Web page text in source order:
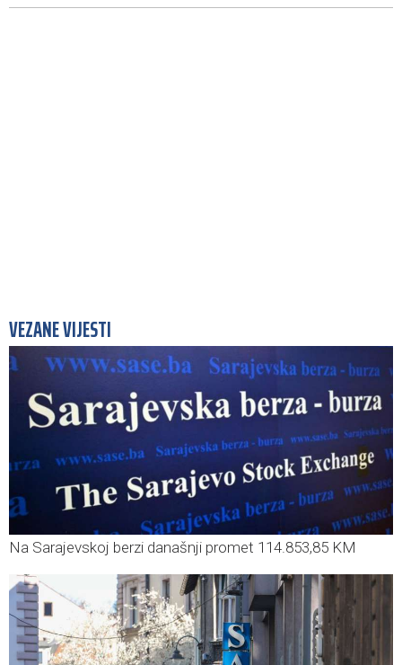
VEZANE VIJESTI
Na Sarajevskoj berzi današnji promet 114.853,85 KM